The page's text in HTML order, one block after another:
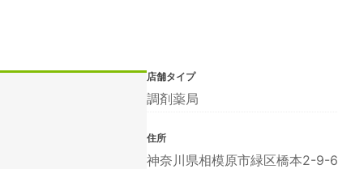
店舗タイプ
調剤薬局
住所
神奈川県相模原市緑区橋本2-9-6